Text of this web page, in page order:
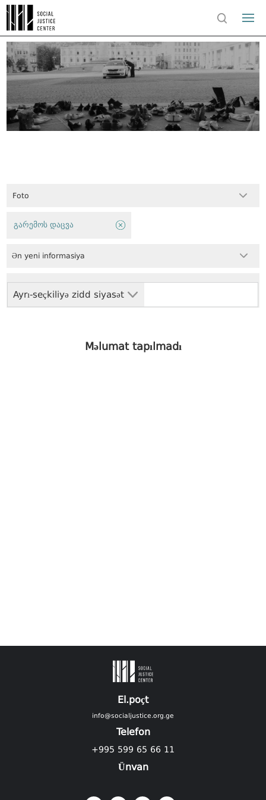
Foto
Ayrı-seçkiliyə zidd siyasət
გარემოს დაცვა
Ən yeni informasiya
Məlumat tapılmadı
El.poçt
info@socialjustice.org.ge
Telefon
+995 599 65 66 11
Ünvan